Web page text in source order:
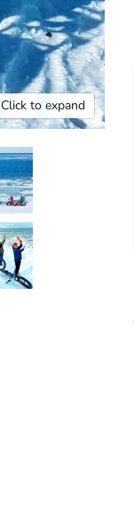
Click to expand